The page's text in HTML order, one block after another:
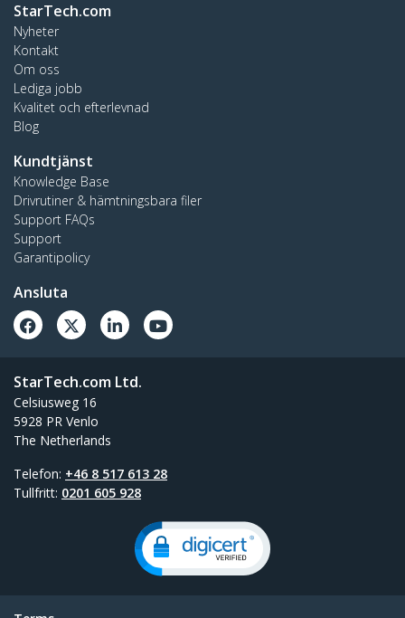
StarTech.com
Nyheter
Kontakt
Om oss
Lediga jobb
Kvalitet och efterlevnad
Blog
Kundtjänst
Knowledge Base
Drivrutiner & hämtningsbara filer
Support FAQs
Support
Garantipolicy
Ansluta
StarTech.com Ltd.
Celsiusweg 16
5928 PR Venlo
The Netherlands
Telefon: +46 8 517 613 28
Tullfritt: 0201 605 928